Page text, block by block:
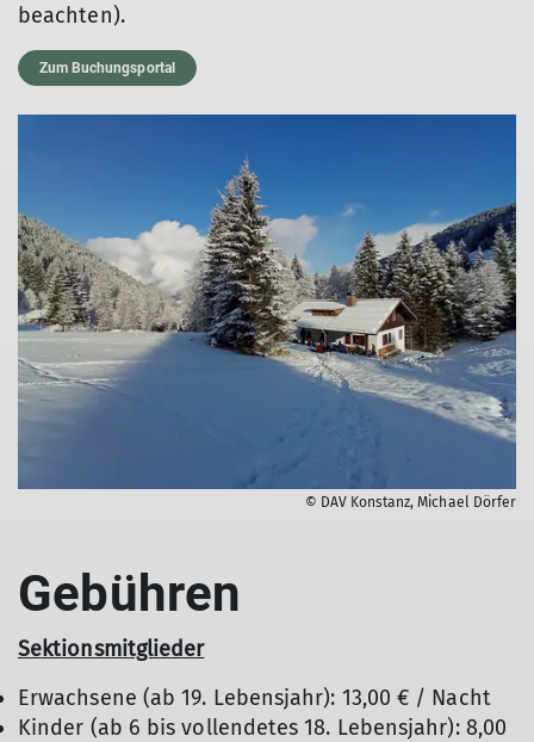
beachten).
Zum Buchungsportal
© DAV Konstanz, Michael Dörfer
Gebühren
Sektionsmitglieder
Erwachsene (ab 19. Lebensjahr): 13,00 € / Nacht
Kinder (ab 6 bis vollendetes 18. Lebensjahr): 8,00